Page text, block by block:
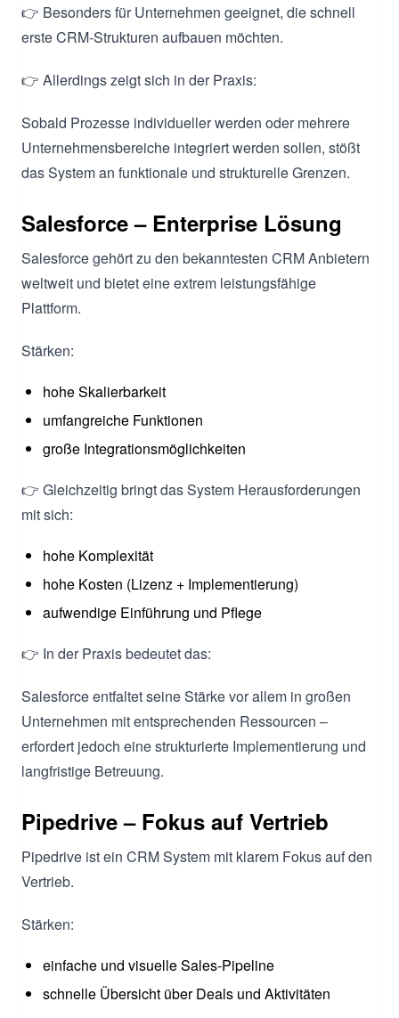
👉 Besonders für Unternehmen geeignet, die schnell
erste CRM-Strukturen aufbauen möchten.
👉 Allerdings zeigt sich in der Praxis:
Sobald Prozesse individueller werden oder mehrere
Unternehmensbereiche integriert werden sollen, stößt
das System an funktionale und strukturelle Grenzen.
Salesforce – Enterprise Lösung
Salesforce gehört zu den bekanntesten CRM Anbietern
weltweit und bietet eine extrem leistungsfähige
Plattform.
Stärken:
hohe Skalierbarkeit
umfangreiche Funktionen
große Integrationsmöglichkeiten
👉 Gleichzeitig bringt das System Herausforderungen
mit sich:
hohe Komplexität
hohe Kosten (Lizenz + Implementierung)
aufwendige Einführung und Pflege
👉 In der Praxis bedeutet das:
Salesforce entfaltet seine Stärke vor allem in großen
Unternehmen mit entsprechenden Ressourcen –
erfordert jedoch eine strukturierte Implementierung und
langfristige Betreuung.
Pipedrive – Fokus auf Vertrieb
Pipedrive ist ein CRM System mit klarem Fokus auf den
Vertrieb.
Stärken:
einfache und visuelle Sales-Pipeline
schnelle Übersicht über Deals und Aktivitäten